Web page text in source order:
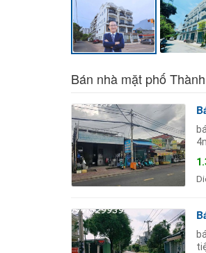
Bán nhà mặt phố